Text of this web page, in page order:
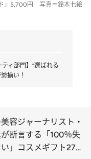
」5,700円 写真＝鈴木七絵
ィ部門】“選ばれる
揃い！
容ジャーナリスト・
断言する「100％失
」コスメギフト27